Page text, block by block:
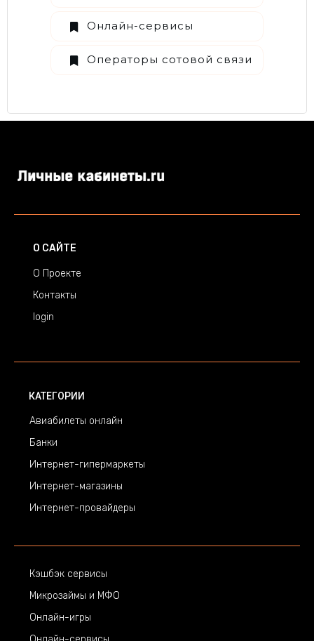
Онлайн-сервисы
Операторы сотовой связи
О САЙТЕ
О Проекте
Контакты
login
КАТЕГОРИИ
Авиабилеты онлайн
Банки
Интернет-гипермаркеты
Интернет-магазины
Интернет-провайдеры
Кэшбэк сервисы
Микрозаймы и МФО
Онлайн-игры